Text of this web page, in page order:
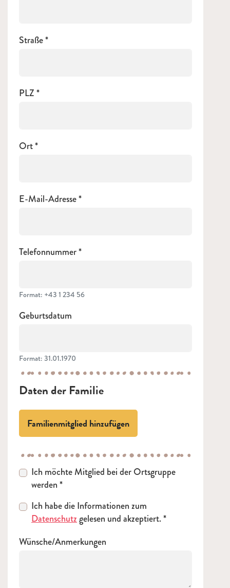
Straße
PLZ
Ort
E-Mail-Adresse
Telefonnummer
Format: +43 1 234 56
Geburtsdatum
Format: 31.01.1970
Daten der Familie
Familienmitglied hinzufügen
Ich möchte Mitglied bei der Ortsgruppe
werden
Ich habe die Informationen zum
Datenschutzgelesen und akzeptiert.
Wünsche/Anmerkungen